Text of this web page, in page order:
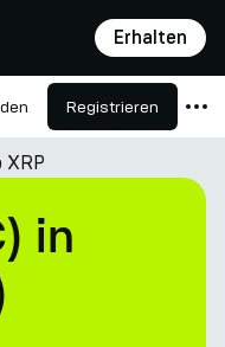
Erhalten
Registrieren
XRP
in